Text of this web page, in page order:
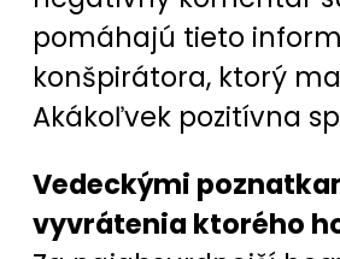
pomáhajú tieto
konšpirátora, ktorý
Akákoľvek pozitívna
Vedeckými
vyvrátenia ktorého